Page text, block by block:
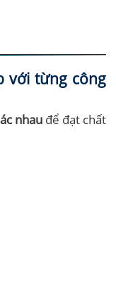
với từng công
nhauđể đạt chất